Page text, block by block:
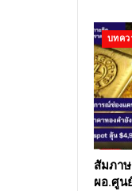
บทคว
สัมภา
ผอ.ศูน